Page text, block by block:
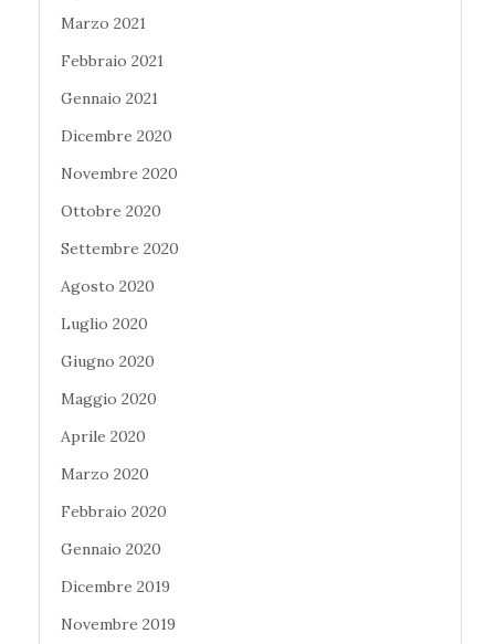
Marzo 2021
Febbraio 2021
Gennaio 2021
Dicembre 2020
Novembre 2020
Ottobre 2020
Settembre 2020
Agosto 2020
Luglio 2020
Giugno 2020
Maggio 2020
Aprile 2020
Marzo 2020
Febbraio 2020
Gennaio 2020
Dicembre 2019
Novembre 2019